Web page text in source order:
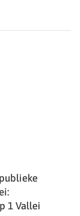
1 Vallei